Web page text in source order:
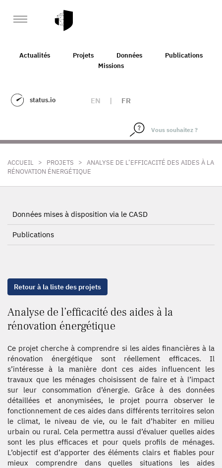
Actualités Projets Données
Publications
Missions
status.io EN | FR
ACCUEIL > PROJETS > ANALYSE DE L’EFFICACITÉ DES AIDES À LA
RÉNOVATION ÉNERGÉTIQUE
Données mises à disposition via le CASD
Publications
Retour à la liste des projets
Analyse de l’efficacité des aides à la
rénovation énergétique
Ce projet cherche à comprendre si les aides financières à la
rénovation énergétique sont réellement efficaces. Il
s’intéresse à la manière dont ces aides influencent les
travaux que les ménages choisissent de faire et à l’impact
sur leur consommation d’énergie. Grâce à des données
détaillées et anonymisées, le projet pourra observer le
fonctionnement de ces aides dans différents territoires selon
le climat, le niveau de vie, ou le fait d’habiter en milieu
urbain ou rural. Cela permettra aussi d’évaluer quelles aides
sont les plus efficaces et pour quels profils de ménages.
L’objectif est d’apporter des éléments clairs et fiables pour
mieux comprendre dans quelles situations les aides